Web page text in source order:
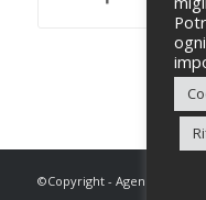
©Copyright - Agenzia Scribo